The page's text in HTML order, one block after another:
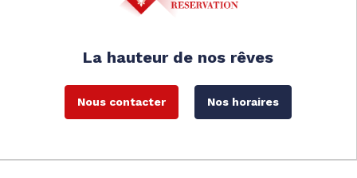
La hauteur de nos rêves
Nous contacter Nos horaires